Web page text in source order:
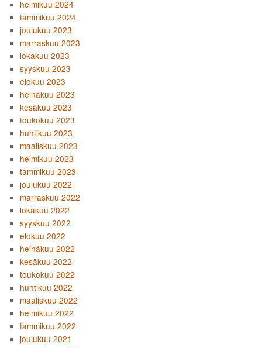
helmikuu 2024
tammikuu 2024
joulukuu 2023
marraskuu 2023
lokakuu 2023
syyskuu 2023
elokuu 2023
heinäkuu 2023
kesäkuu 2023
toukokuu 2023
huhtikuu 2023
maaliskuu 2023
helmikuu 2023
tammikuu 2023
joulukuu 2022
marraskuu 2022
lokakuu 2022
syyskuu 2022
elokuu 2022
heinäkuu 2022
kesäkuu 2022
toukokuu 2022
huhtikuu 2022
maaliskuu 2022
helmikuu 2022
tammikuu 2022
joulukuu 2021